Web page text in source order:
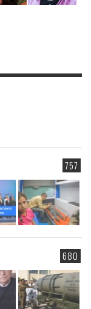
757
680